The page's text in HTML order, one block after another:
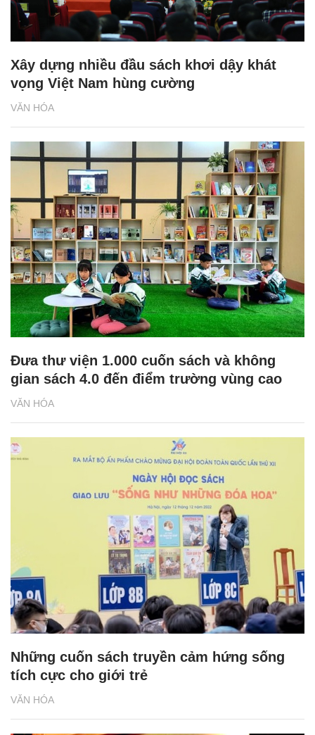
VĂN HÓA
Xây dựng nhiều đầu sách khơi dậy khát
vọng Việt Nam hùng cường
VĂN HÓA
Đưa thư viện 1.000 cuốn sách và không
gian sách 4.0 đến điểm trường vùng cao
VĂN HÓA
Những cuốn sách truyền cảm hứng sống
tích cực cho giới trẻ